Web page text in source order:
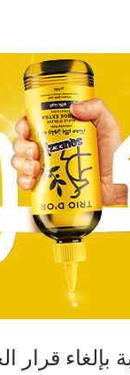
بإلغاء قرار